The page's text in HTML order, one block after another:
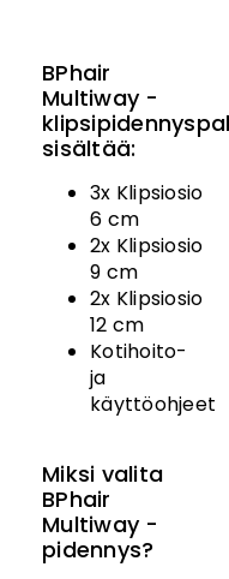
BPhair
Multiway -
sisältää:
3x Klipsiosio
6 cm
2x Klipsiosio
9 cm
2x Klipsiosio
12 cm
Kotihoito-
ja
käyttöohjeet
Miksi valita
BPhair
Multiway -
pidennys?